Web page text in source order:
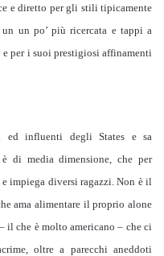
e diretto per gli stili tipicamente
un po’ più ricercata e tappi a
per i suoi prestigiosi affinamenti
ed influenti degli States e sa
di media dimensione, che per
impiega diversi ragazzi. Non è il
ama alimentare il proprio alone
il che è molto americano – che ci
oltre a parecchi aneddoti